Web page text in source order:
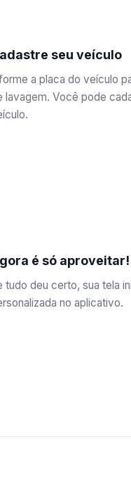
seu veículo
a placa do veículo
lavagem. Você pode
é só aproveitar!
tudo deu certo, sua tela
no aplicativo.